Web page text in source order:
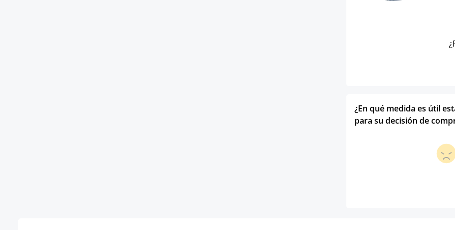
¿En qué medida es útil
para su decisión de